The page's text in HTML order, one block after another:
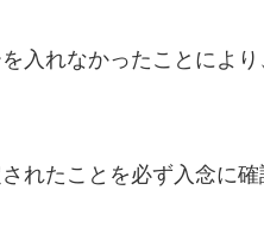
入れなかったことによ
れたことを必ず入念に確